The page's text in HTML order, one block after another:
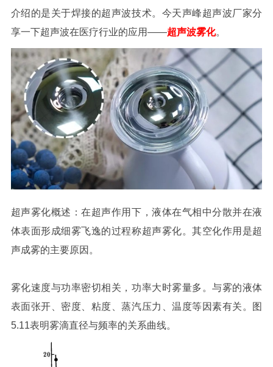
介绍的是关于焊接的超声波技术。今天声峰超声波厂家分
享一下超声波在医疗行业的应用——超声波雾化。
超声雾化概述：在超声作用下，液体在气相中分散并在液
体表面形成细雾飞逸的过程称超声雾化。其空化作用是超
声成雾的主要原因。
雾化速度与功率密切相关，功率大时雾量多。与雾的液体
表面张开、密度、粘度、蒸汽压力、温度等因素有关。图
5.11表明雾滴直径与频率的关系曲线。